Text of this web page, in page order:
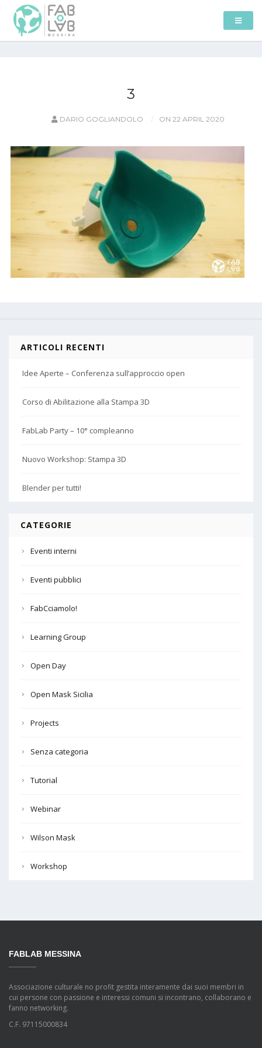
3
DARIO GOGLIANDOLO ON 22 APRIL 2020
ARTICOLI RECENTI
Idee Aperte – Conferenza sull’approccio open
Corso di Abilitazione alla Stampa 3D
FabLab Party – 10° compleanno
Nuovo Workshop: Stampa 3D
Blender per tutti!
CATEGORIE
Eventi interni
Eventi pubblici
FabCciamolo!
Learning Group
Open Day
Open Mask Sicilia
Projects
Senza categoria
Tutorial
Webinar
Wilson Mask
Workshop
FABLAB MESSINA
Associazione culturale no profit gestita interamente dai suoi membri in
cui persone con passione e interessi comuni si incontrano, collaborano e
fanno networking.
C.F. 97115000834